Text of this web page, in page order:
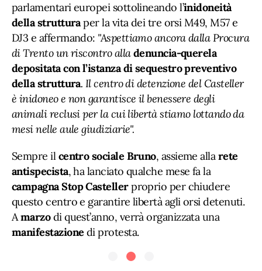
parlamentari europei sottolineando l’inidoneità
della strutturaper la vita dei tre orsi M49, M57 e
DJ3 e affermando: "Aspettiamo ancora dalla Procura
di Trento un riscontro alladenuncia-querela
depositata con l’istanza di sequestro preventivo
della struttura. Il centro di detenzione del Casteller
è inidoneo e non garantisce il benessere degli
animali reclusi per la cui libertà stiamo lottando da
mesi nelle aule giudiziarie".
Sempre ilcentro sociale Bruno, assieme allarete
antispecista, ha lanciato qualche mese fa la
campagna Stop Castellerproprio per chiudere
questo centro e garantire libertà agli orsi detenuti.
Amarzodi quest’anno, verrà organizzata una
manifestazione di protesta.